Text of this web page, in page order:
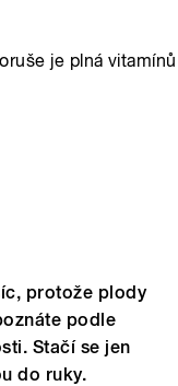
je plná vitamínů
protože plody
podle
Stačí se jen
do ruky.